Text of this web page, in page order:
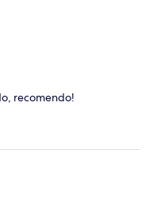
recomendo!